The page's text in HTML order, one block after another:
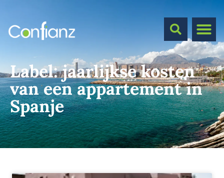
Label:jaarlijkse kosten
van een appartement in
Spanje